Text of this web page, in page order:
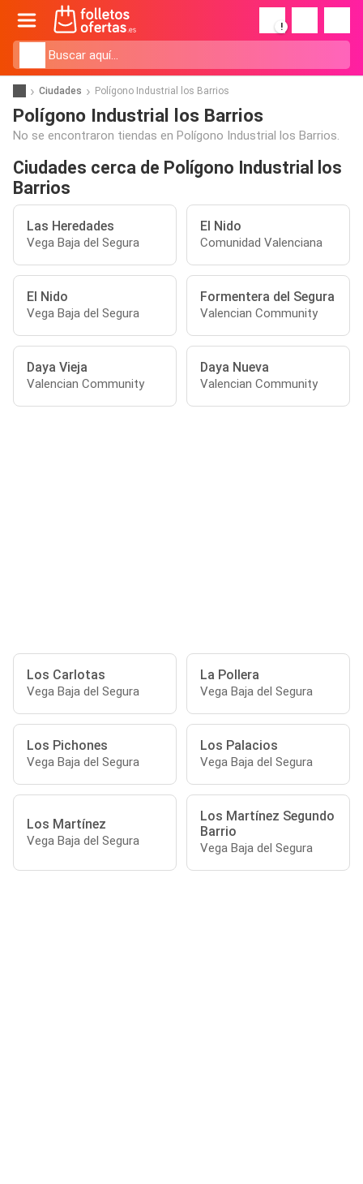
!
Ciudades Polígono Industrial los Barrios
Polígono Industrial los Barrios
No se encontraron tiendas en Polígono Industrial los Barrios.
Ciudades cerca de Polígono Industrial los
Barrios
Las Heredades
Vega Baja del Segura
El Nido
Comunidad Valenciana
El Nido
Vega Baja del Segura
Formentera del Segura
Valencian Community
Daya Vieja
Valencian Community
Daya Nueva
Valencian Community
Los Carlotas
Vega Baja del Segura
La Pollera
Vega Baja del Segura
Los Pichones
Vega Baja del Segura
Los Palacios
Vega Baja del Segura
Los Martínez
Vega Baja del Segura
Los Martínez Segundo
Barrio
Vega Baja del Segura